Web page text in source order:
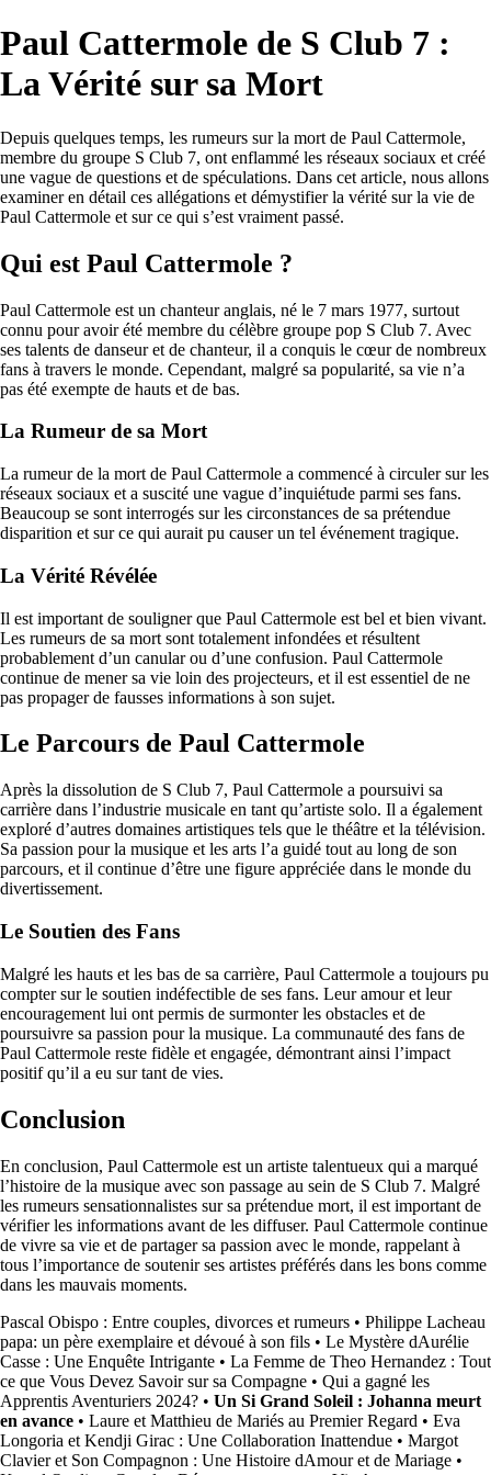
Paul Cattermole de S Club 7 :
La Vérité sur sa Mort
Depuis quelques temps, les rumeurs sur la mort de Paul Cattermole,
membre du groupe S Club 7, ont enflammé les réseaux sociaux et créé
une vague de questions et de spéculations. Dans cet article, nous allons
examiner en détail ces allégations et démystifier la vérité sur la vie de
Paul Cattermole et sur ce qui s’est vraiment passé.
Qui est Paul Cattermole ?
Paul Cattermole est un chanteur anglais, né le 7 mars 1977, surtout
connu pour avoir été membre du célèbre groupe pop S Club 7. Avec
ses talents de danseur et de chanteur, il a conquis le cœur de nombreux
fans à travers le monde. Cependant, malgré sa popularité, sa vie n’a
pas été exempte de hauts et de bas.
La Rumeur de sa Mort
La rumeur de la mort de Paul Cattermole a commencé à circuler sur les
réseaux sociaux et a suscité une vague d’inquiétude parmi ses fans.
Beaucoup se sont interrogés sur les circonstances de sa prétendue
disparition et sur ce qui aurait pu causer un tel événement tragique.
La Vérité Révélée
Il est important de souligner que Paul Cattermole est bel et bien vivant.
Les rumeurs de sa mort sont totalement infondées et résultent
probablement d’un canular ou d’une confusion. Paul Cattermole
continue de mener sa vie loin des projecteurs, et il est essentiel de ne
pas propager de fausses informations à son sujet.
Le Parcours de Paul Cattermole
Après la dissolution de S Club 7, Paul Cattermole a poursuivi sa
carrière dans l’industrie musicale en tant qu’artiste solo. Il a également
exploré d’autres domaines artistiques tels que le théâtre et la télévision.
Sa passion pour la musique et les arts l’a guidé tout au long de son
parcours, et il continue d’être une figure appréciée dans le monde du
divertissement.
Le Soutien des Fans
Malgré les hauts et les bas de sa carrière, Paul Cattermole a toujours pu
compter sur le soutien indéfectible de ses fans. Leur amour et leur
encouragement lui ont permis de surmonter les obstacles et de
poursuivre sa passion pour la musique. La communauté des fans de
Paul Cattermole reste fidèle et engagée, démontrant ainsi l’impact
positif qu’il a eu sur tant de vies.
Conclusion
En conclusion, Paul Cattermole est un artiste talentueux qui a marqué
l’histoire de la musique avec son passage au sein de S Club 7. Malgré
les rumeurs sensationnalistes sur sa prétendue mort, il est important de
vérifier les informations avant de les diffuser. Paul Cattermole continue
de vivre sa vie et de partager sa passion avec le monde, rappelant à
tous l’importance de soutenir ses artistes préférés dans les bons comme
dans les mauvais moments.
Pascal Obispo : Entre couples, divorces et rumeurs • Philippe Lacheau
papa: un père exemplaire et dévoué à son fils • Le Mystère dAurélie
Casse : Une Enquête Intrigante • La Femme de Theo Hernandez : Tout
ce que Vous Devez Savoir sur sa Compagne • Qui a gagné les
Apprentis Aventuriers 2024? • Un Si Grand Soleil : Johanna meurt
en avance • Laure et Matthieu de Mariés au Premier Regard • Eva
Longoria et Kendji Girac : Une Collaboration Inattendue • Margot
Clavier et Son Compagnon : Une Histoire dAmour et de Mariage •